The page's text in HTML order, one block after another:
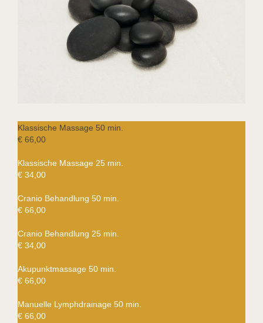
Klassische Massage 50 min.
€ 66,00
Klassische Massage 25 min.
€ 34,00
Cranio Behandlung 50 min.
€ 66,00
Cranio Behandlung 25 min.
€ 34,00
Akupunktmassage 50 min.
€ 66,00
Manuelle Lymphdrainage 50 min.
€ 66,00